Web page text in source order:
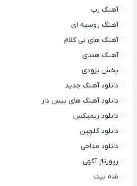
آهنگ رپ
آهنگ روسیه ای
آهنگ های بی کلام
آهنگ هندی
پخش بزودی
دانلود آهنگ جدید
دانلود آهنگ های بیس دار
دانلود ریمیکس
دانلود گلچین
دانلود مداحی
رپورتاژ آگهی
شاه بیت